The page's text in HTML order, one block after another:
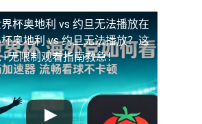
杯奥地利 vs 约旦无法播放在
奥地利 vs 约旦无法播放？这
无限制观看指南救急！